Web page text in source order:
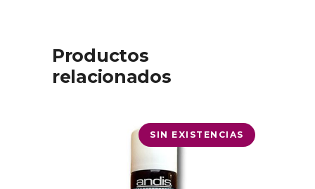
Productos
relacionados
SIN EXISTENCIAS